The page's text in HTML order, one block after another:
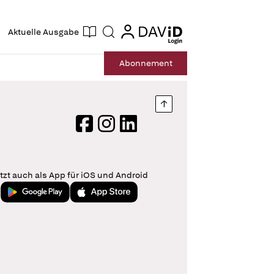
Aktuelle Ausgabe Suche login
login
Abonnement
Nach oben springen
FacebookInstagram
LinkedIn
auch als App für iOS und Android
Jetzt bei Google PlayLaden im App Store